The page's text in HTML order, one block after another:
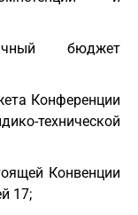
бюджет
Конференции
технической
Конвенции
17;